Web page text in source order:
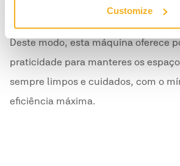
Customize
escadas, paredes, varandas e pátios.
Deste modo, esta máquina oferece
praticidade para manteres os
sempre limpos e cuidados, com o
eficiência máxima.